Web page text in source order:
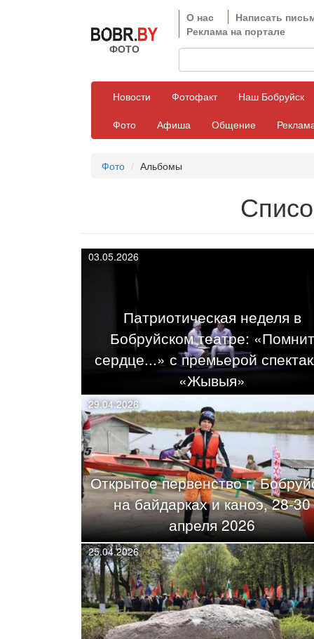
ФОТО
О нас
Написать
Реклама на портале
Новости Фотофакт
Наш Бобруйск
Фото
Афиша Общение
Фото Альбомы
03.05.2026
Патриотическая неделя в
Бобруйском театре: «Помнит
сердце...» с премьерой
«Жывыя»
29.04.2026
Открытое первенство г.
на байдарках и каноэ, 28-30
апреля 2026
25.04.2026